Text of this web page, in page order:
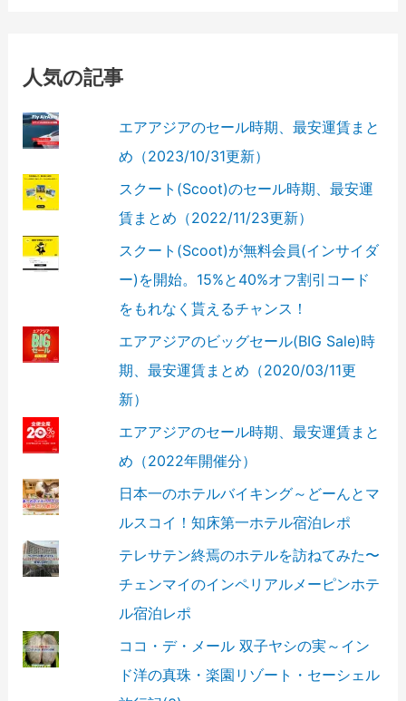
人気の記事
エアアジアのセール時期、最安運賃まと
め（2023/10/31更新）
スクート(Scoot)のセール時期、最安運
賃まとめ（2022/11/23更新）
スクート(Scoot)が無料会員(インサイダ
ー)を開始。15%と40%オフ割引コード
をもれなく貰えるチャンス！
エアアジアのビッグセール(BIG Sale)時
期、最安運賃まとめ（2020/03/11更
新）
エアアジアのセール時期、最安運賃まと
め（2022年開催分）
日本一のホテルバイキング～どーんとマ
ルスコイ！知床第一ホテル宿泊レポ
テレサテン終焉のホテルを訪ねてみた〜
チェンマイのインペリアルメーピンホテ
ル宿泊レポ
ココ・デ・メール 双子ヤシの実～イン
ド洋の真珠・楽園リゾート・セーシェル